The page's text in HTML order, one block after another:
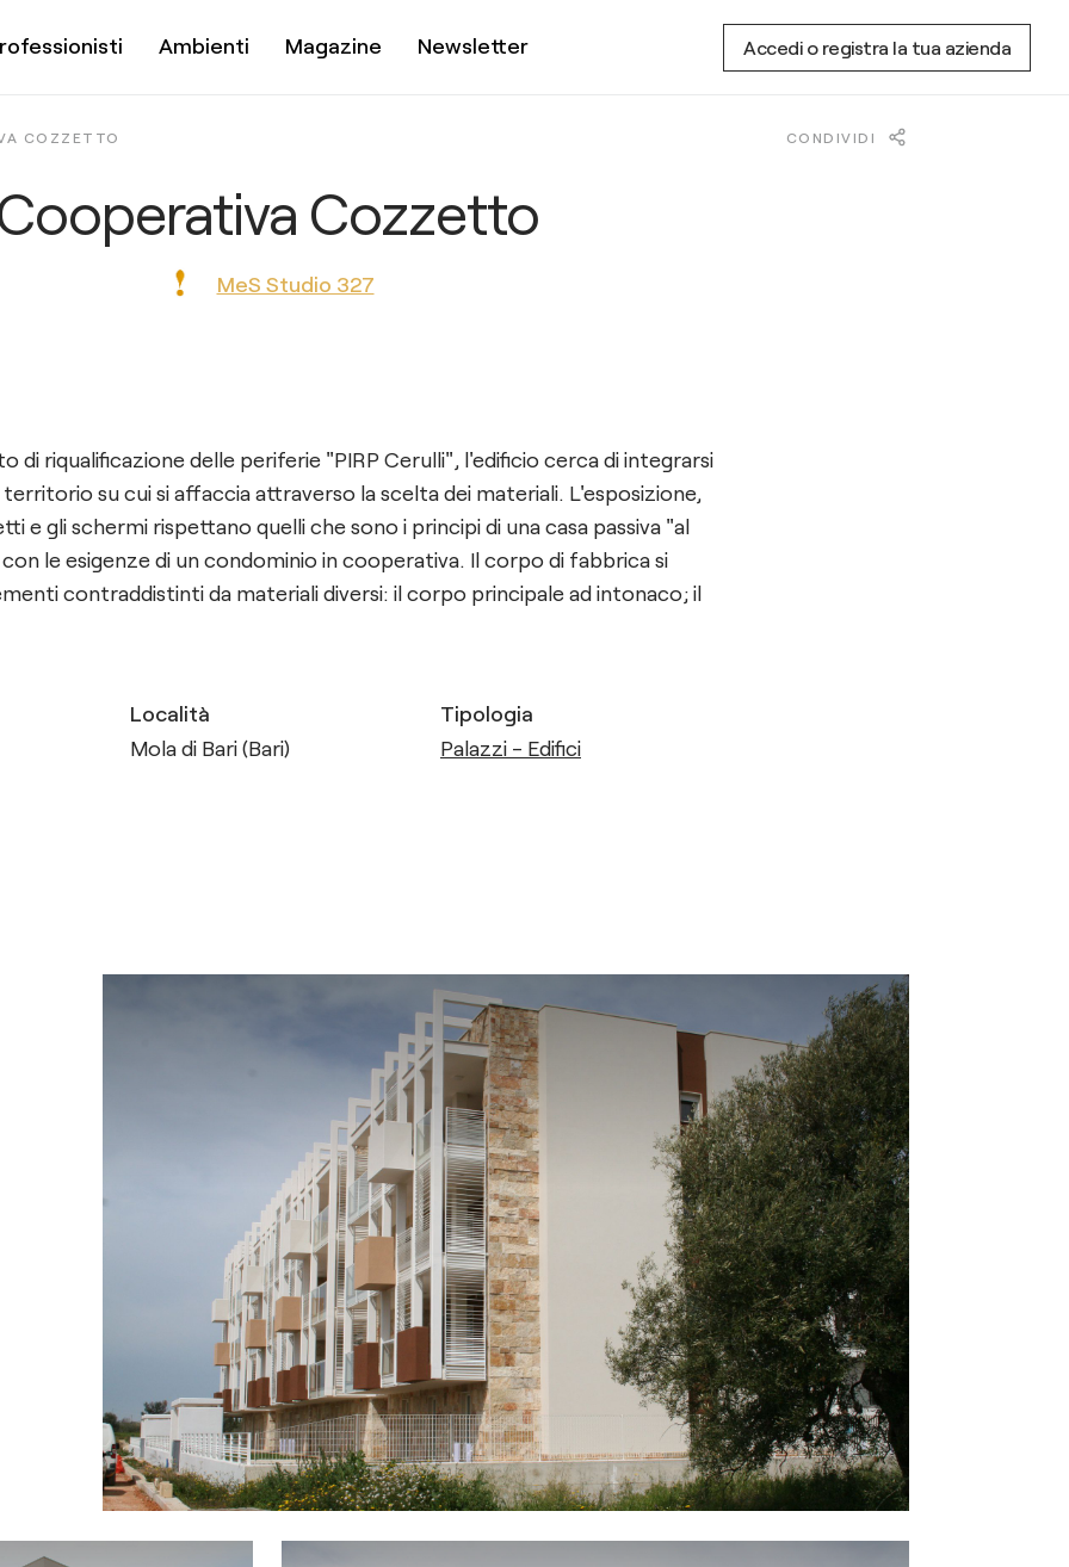
Ambienti Magazine Newsletter Accedi o registra la tua azienda
COZZETTO CONDIVIDI
Cozzetto
MeS Studio 327
di riqualificazione delle periferie "PIRP Cerulli", l'edificio cerca di integrarsi
territorio su cui si affaccia attraverso la scelta dei materiali. L'esposizione,
e gli schermi rispettano quelli che sono i principi di una casa passiva "al
le esigenze di un condominio in cooperativa. Il corpo di fabbrica si
contraddistinti da materiali diversi: il corpo principale ad intonaco; il
Località
Mola di Bari (Bari)
Tipologia
Palazzi - Edifici